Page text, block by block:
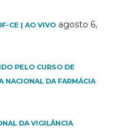
CE | AO VIVO agosto 6,
PELO CURSO DE
NACIONAL DA FARMÁCIA
DA VIGILÂNCIA